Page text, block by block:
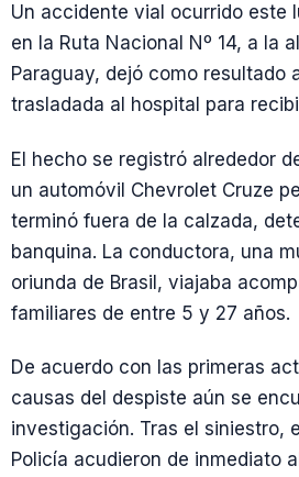
Un accidente vial ocurrido este
en la Ruta Nacional Nº 14, a la
Paraguay, dejó como resultado
trasladada al hospital para
El hecho se registró alrededor
un automóvil Chevrolet Cruze
terminó fuera de la calzada,
banquina. La conductora, una
oriunda de Brasil, viajaba
familiares de entre 5 y 27 años.
De acuerdo con las primeras
causas del despiste aún se
investigación. Tras el siniestro,
Policía acudieron de inmediato